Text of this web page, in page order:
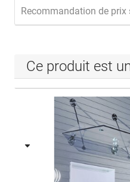
Recommandation de prix
Ce produit est